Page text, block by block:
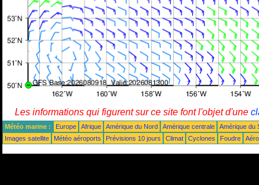
Les informations qui figurent sur ce site font l'objet d'une
Météo marine : Europe Afrique Amérique du Nord Amérique centrale Amérique du
Images satellite
Météo aéroports Prévisions 10 jours Climat Cyclones Foudre